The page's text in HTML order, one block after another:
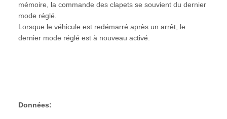
mémoire, la commande des clapets se souvient du dernier
mode réglé.
Lorsque le véhicule est redémarré après un arrêt, le
dernier mode réglé est à nouveau activé.
Données: